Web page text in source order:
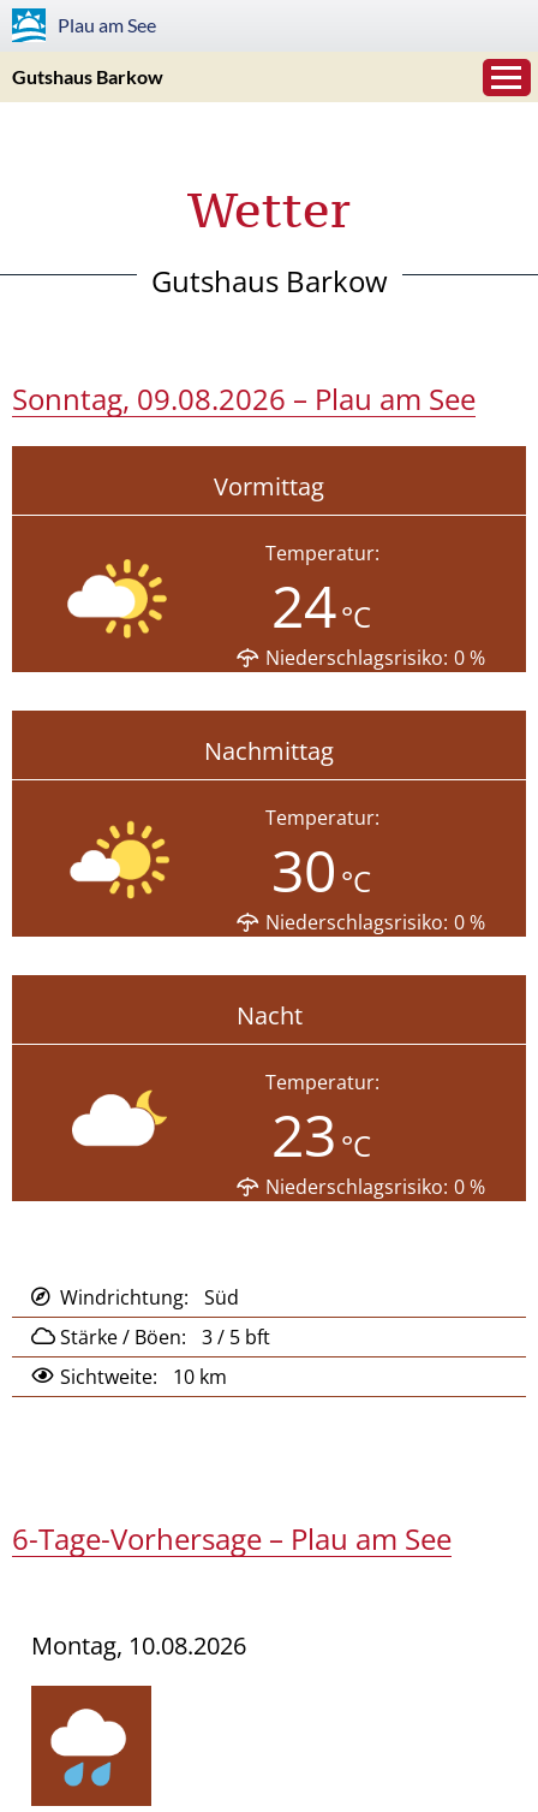
Plau am See
Gutshaus Barkow
Wetter
Gutshaus Barkow
Sonntag, 09.08.2026 – Plau am See
Windrichtung:
Süd
Stärke / Böen:
3 / 5 bft
Sichtweite:
10 km
Vormittag
Temperatur:
24°C
Niederschlagsrisiko: 0%
Nachmittag
Temperatur:
30 °C
Niederschlagsrisiko: 0%
Nacht
Temperatur:
23 °C
Niederschlagsrisiko: 0%
6-Tage-Vorhersage – Plau am See
Montag, 10.08.2026